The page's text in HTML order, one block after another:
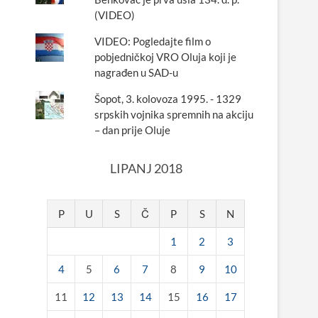
(VIDEO)
VIDEO: Pogledajte film o
pobjedničkoj VRO Oluja koji je
nagrađen u SAD-u
Šopot, 3. kolovoza 1995. - 1329
srpskih vojnika spremnih na akciju
– dan prije Oluje
LIPANJ 2018
P U S Č P S N
1 2 3
4 5 6 7 8 9 10
11 12 13 14 15 16 17